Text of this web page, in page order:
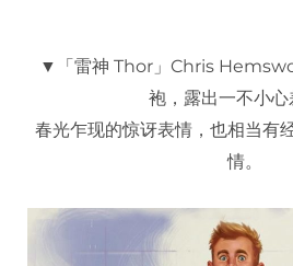
▼「雷神 Thor」Chris
袍，露出一不小心
春光乍现的惊讶表情，也相当有
情。